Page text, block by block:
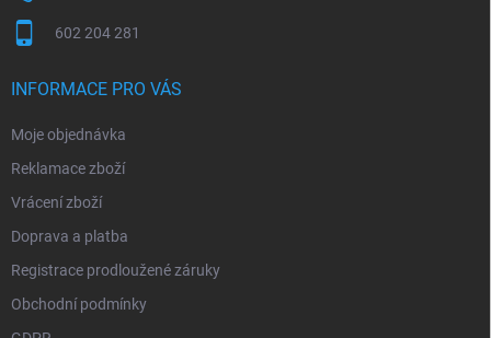
602 204 281
INFORMACE PRO VÁS
Moje objednávka
Reklamace zboží
Vrácení zboží
Doprava a platba
Registrace prodloužené záruky
Obchodní podmínky